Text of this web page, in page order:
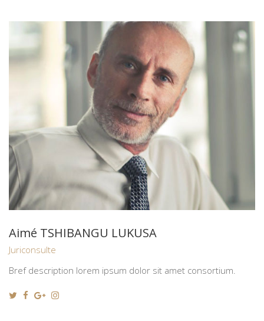
Aimé TSHIBANGU LUKUSA
Juriconsulte
Bref description lorem ipsum dolor sit amet consortium.